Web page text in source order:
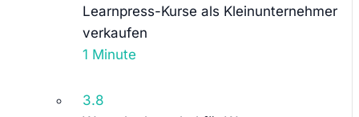
Learnpress-Kurse als Kleinunternehmer
verkaufen
1 Minute
3.8